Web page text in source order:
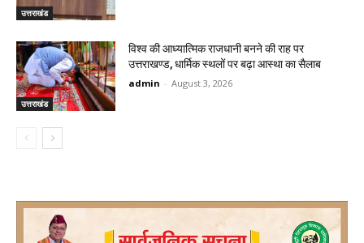
उत्तराखंड
उत्तराखंड
विश्व की आध्यात्मिक राजधानी बनने की राह पर
उत्तराखण्ड, धार्मिक स्थलों पर बढ़ा आस्था का सैलाब
admin - August 3, 2026